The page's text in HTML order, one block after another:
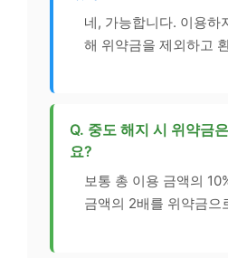
네, 가능합니다. 이용하
해 위약금을 제외하고
Q. 중도 해지 시 위약금
요?
보통 총 이용 금액의
금액의 2배를 위약금으